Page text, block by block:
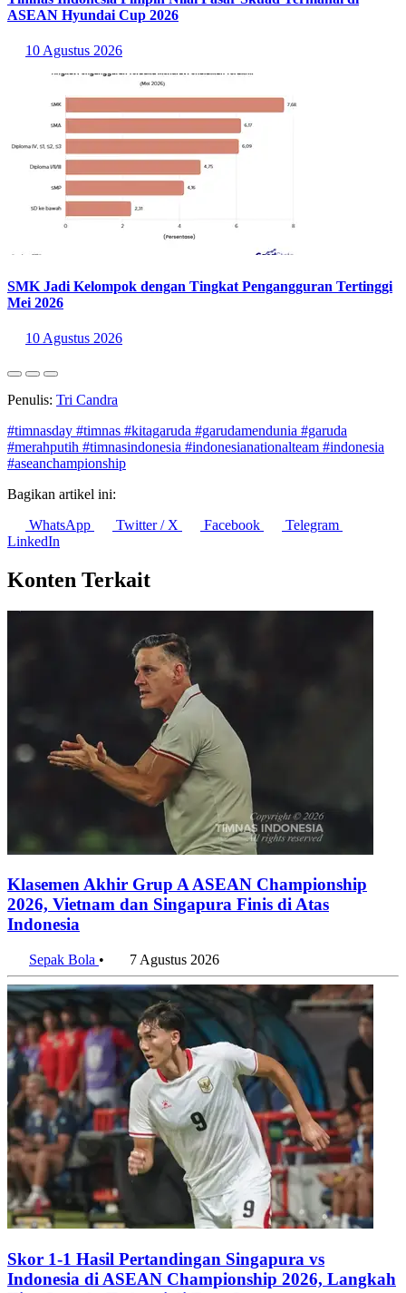
Jika situasi imbang antara Indonesia versus Singapura tidak berubah
sampai akhir laga maka dipastikan Singapura melaju ke empat besar.
Menang menjadi satu-satunya jalan bagi Indonesia buat lolos ke
empat besar ASEAN Championship 2026.
Statistik Terbaru
Timnas Indonesia Pimpin Nilai Pasar Skuad Termahal di
SMK Jadi Kelompok dengan Tingkat Pengangguran Tertinggi
10 Agustus 2026
#timnasday#timnas#kitagaruda#garudamendunia#garuda
#merahputih#timnasindonesia#indonesianationalteam#indonesia
#aseanchampionship
Bagikan artikel ini:
WhatsApp
Twitter / X Facebook
Telegram
LinkedIn
Konten Terkait